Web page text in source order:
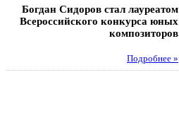
Богдан Сидоров стал лауреатом
Всероссийского конкурса юных
композиторов
Подробнее »